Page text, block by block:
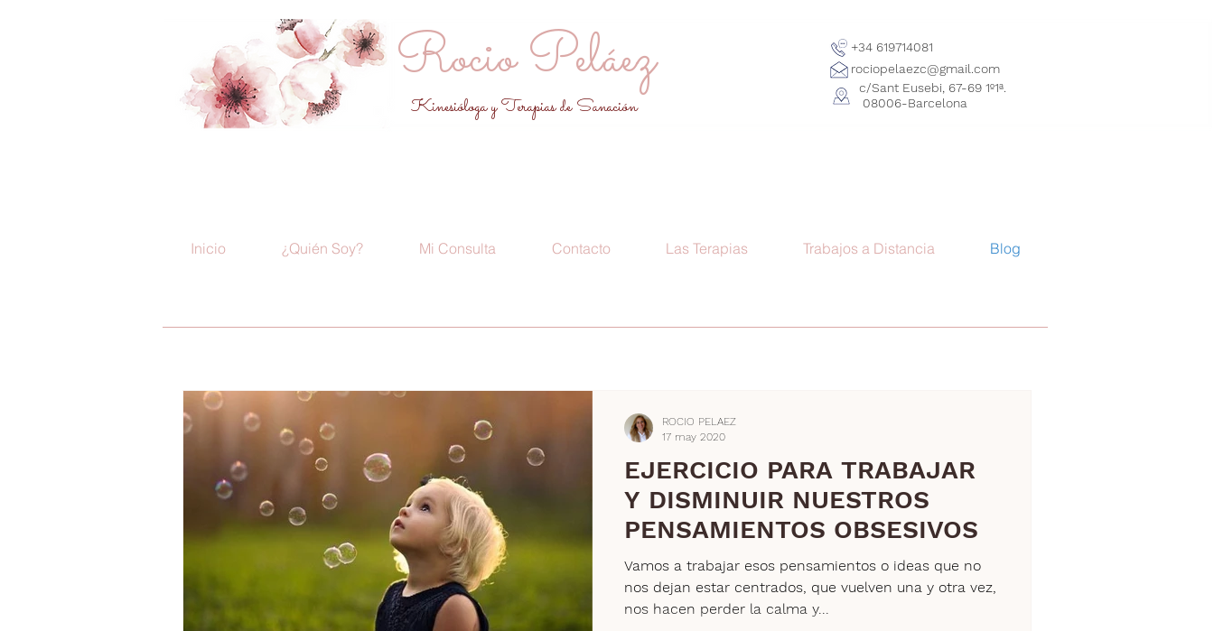
Rocio Peláez
+34 619714081
rociopelaezc@gmail.com
Kinesióloga y Terapias de Sanación
c/Sant Eusebi, 67-69 1º1ª.
08006-Barcelona
Inicio ¿Quién Soy? Mi Consulta Contacto Las Terapias Trabajos a Distancia Blog
EJERCICIO PARA TRABAJAR
Y DISMINUIR NUESTROS
PENSAMIENTOS OBSESIVOS
Vamos a trabajar esos pensamientos o ideas que no
nos dejan estar centrados, que vuelven una y otra vez,
nos hacen perder la calma y...
ROCIO PELAEZ
17 may 2020